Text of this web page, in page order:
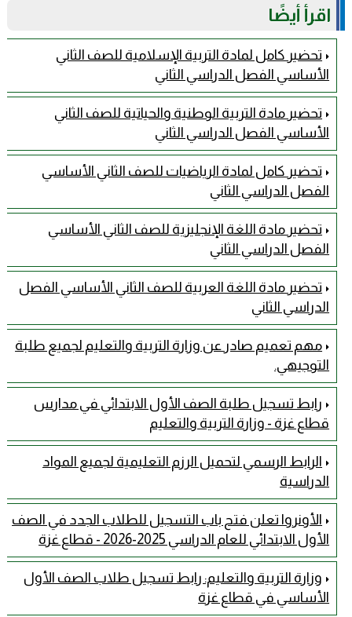
اقرأ أيضًا
تحضير كامل لمادة التربية الإسلامية للصف الثاني
الأساسي الفصل الدراسي الثاني
تحضير مادة التربية الوطنية والحياتية للصف الثاني
الأساسي الفصل الدراسي الثاني
تحضير كامل لمادة الرياضيات للصف الثاني الأساسي
الفصل الدراسي الثاني
تحضير مادة اللغة الإنجليزية للصف الثاني الأساسي
الفصل الدراسي الثاني
تحضير مادة اللغة العربية للصف الثاني الأساسي الفصل
الدراسي الثاني
مهم تعميم صادر عن وزارة التربية والتعليم لجميع طلبة
التوجيهي.
رابط تسجيل طلبة الصف الأول الابتدائي في مدارس
قطاع غزة - وزارة التربية والتعليم
الرابط الرسمي لتحميل الرزم التعليمية لجميع المواد
الدراسية
الأونروا تعلن فتح باب التسجيل للطلاب الجدد في الصف
الأول الابتدائي للعام الدراسي 2025-2026 - قطاع غزة
وزارة التربية والتعليم: رابط تسجيل طلاب الصف الأول
الأساسي في قطاع غزة